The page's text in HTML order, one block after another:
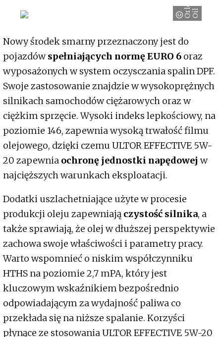
O
rl
e
n
O
il
Nowy środek smarny przeznaczony jest do
pojazdówspełniających normę EURO 6 oraz
wyposażonych w system oczysczania spalin DPF.
Swoje zastosowanie znajdzie w wysokoprężnych
silnikach samochodów ciężarowych oraz w
ciężkim sprzęcie. Wysoki indeks lepkościowy, na
poziomie 146, zapewnia wysoką trwałość filmu
olejowego, dzięki czemu ULTOR EFFECTIVE 5W-
20 zapewnia ochronę jednostki napędowejw
najcięższych warunkach eksploatacji.
Dodatki uszlachetniające użyte w procesie
produkcji oleju zapewniają czystość silnika, a
także sprawiają, że olej w dłuższej perspektywie
zachowa swoje właściwości i parametry pracy.
Warto wspomnieć o niskim współczynniku
HTHS na poziomie 2,7 mPA, który jest
kluczowym wskaźnikiem bezpośrednio
odpowiadającym za wydajność paliwa co
przekłada się na niższe spalanie. Korzyści
płynące ze stosowania ULTOR EFFECTIVE 5W-20